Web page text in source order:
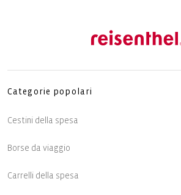
Categorie popolari
Cestini della spesa
Borse da viaggio
Carrelli della spesa